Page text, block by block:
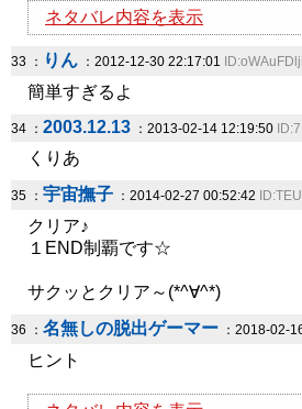
ネタバレ内容を表示
33 ： りん ：2012-12-30 22:17:01
簡単すぎるよ
34 ： 2003.12.13 ：2013-02-14 12:19:50
くりあ
35 ： 宇宙撫子 ：2014-02-27 00:52:42
クリア♪
１END制覇です☆
サクッとクリア～(*^∀^*)
36 ： 名無しの脱出ゲーマー ：2018-02-
ヒント